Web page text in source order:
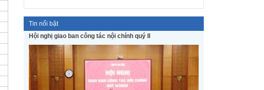
Tin nổi bật
Hội nghị giao ban công tác nội chính quý II